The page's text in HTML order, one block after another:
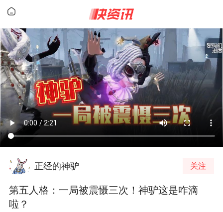
正经的神驴 关注
第五人格：一局被震慑三次！神驴这是咋滴
啦？